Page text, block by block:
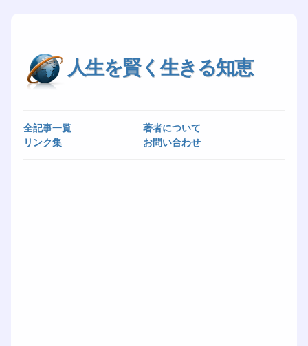
人生を賢く生きる知恵
全記事一覧
著者について
リンク集
お問い合わせ